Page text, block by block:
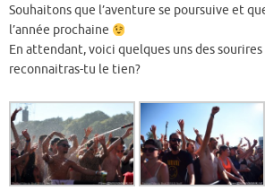
Souhaitons que l’aventure se poursuive et
l’année prochaine
En attendant, voici quelques uns des
reconnaitras-tu le tien?